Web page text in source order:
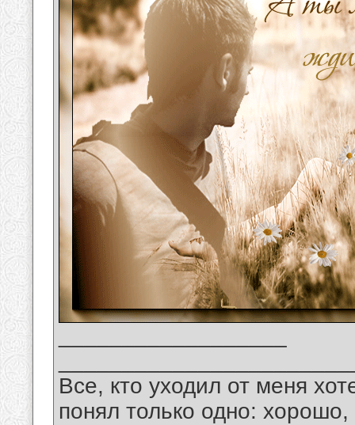
Все, кто уходил от меня
понял только одно: